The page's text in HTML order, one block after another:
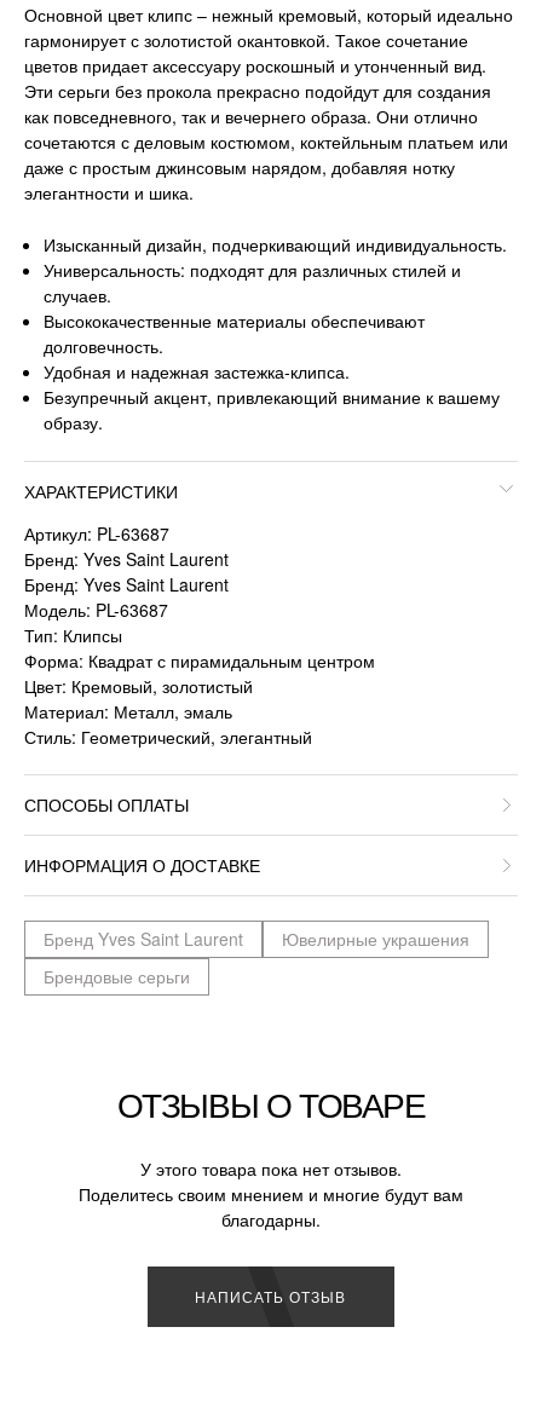
Основной цвет клипс – нежный кремовый, который идеально
гармонирует с золотистой окантовкой. Такое сочетание
цветов придает аксессуару роскошный и утонченный вид.
Эти серьги без прокола прекрасно подойдут для создания
как повседневного, так и вечернего образа. Они отлично
сочетаются с деловым костюмом, коктейльным платьем или
даже с простым джинсовым нарядом, добавляя нотку
элегантности и шика.
Изысканный дизайн, подчеркивающий индивидуальность.
Универсальность: подходят для различных стилей и
случаев.
Высококачественные материалы обеспечивают
долговечность.
Удобная и надежная застежка-клипса.
Безупречный акцент, привлекающий внимание к вашему
образу.
ХАРАКТЕРИСТИКИ
Артикул: PL-63687
Бренд: Yves Saint Laurent
Бренд: Yves Saint Laurent
Модель: PL-63687
Тип: Клипсы
Форма: Квадрат с пирамидальным центром
Цвет: Кремовый, золотистый
Материал: Металл, эмаль
Стиль: Геометрический, элегантный
СПОСОБЫ ОПЛАТЫ
ИНФОРМАЦИЯ О ДОСТАВКЕ
Бренд Yves Saint Laurent
Ювелирные украшения
Брендовые серьги
ОТЗЫВЫ О ТОВАРЕ
У этого товара пока нет отзывов.
Поделитесь своим мнением и многие будут вам
благодарны.
НАПИСАТЬ ОТЗЫВ